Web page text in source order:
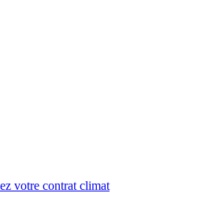
votre contrat climat